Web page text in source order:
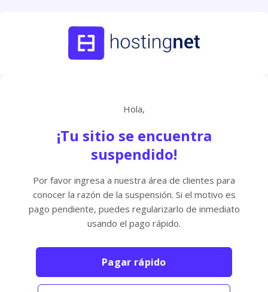
Hola,
¡Tu sitio se encuentra
suspendido!
Por favor ingresa a nuestra área de clientes para
conocer la razón de la suspensión. Si el motivo es
pago pendiente, puedes regularizarlo de inmediato
usando el pago rápido.
Pagar rápido